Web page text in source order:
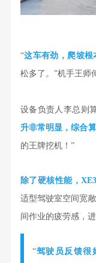
“这车有劲，爬坡根
松多了。”机手王师
设备负责人李总则
升非常明显，综合
的王牌挖机！”
除了硬核性能，
适型驾驶室空间宽
间作业的疲劳感，
“驾驶员反馈很